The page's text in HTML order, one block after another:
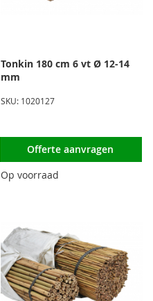
Tonkin 180 cm 6 vt Ø 12-14
mm
SKU: 1020127
Offerte aanvragen
Op voorraad